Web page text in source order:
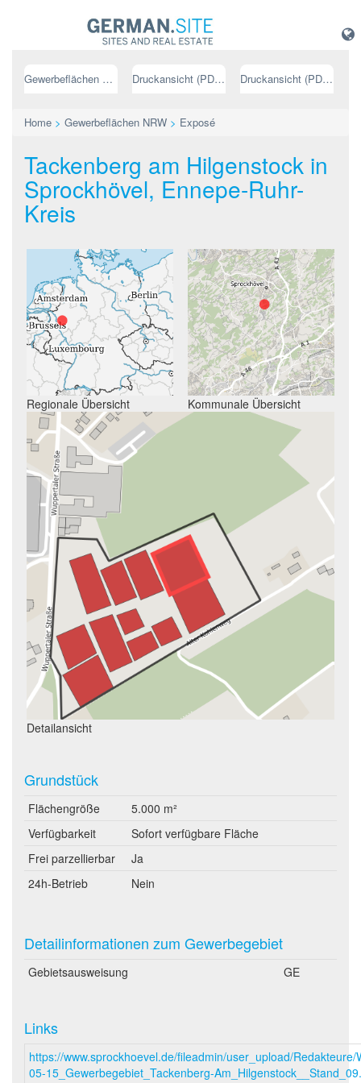
Gewerbeflächen NRW Druckansicht (PDF) // deutsch Druckansicht (PDF) // englisch
Home > Gewerbeflächen NRW > Exposé
Tackenberg am Hilgenstock in
Sprockhövel, Ennepe-Ruhr-
Kreis
Regionale Übersicht Kommunale Übersicht
Detailansicht
Grundstück
Flächengröße
5.000 m²
Verfügbarkeit
Sofort verfügbare Fläche
Frei parzellierbar
Ja
24h-Betrieb
Nein
Detailinformationen zum Gewerbegebiet
Gebietsausweisung GE
Links
https://www.sprockhoevel.de/fileadmin/user_upload/
05-15_Gewerbegebiet_Tackenberg-